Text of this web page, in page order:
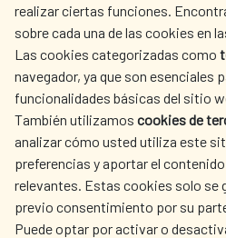
realizar ciertas funciones.
sobre cada una de las cookies en
Las cookies categorizadas como
navegador, ya que son esenciales
funcionalidades básicas del sitio
También utilizamos cookies de
analizar cómo usted utiliza este
preferencias y aportar el
relevantes. Estas cookies solo se
previo consentimiento por su
Puede optar por activar o